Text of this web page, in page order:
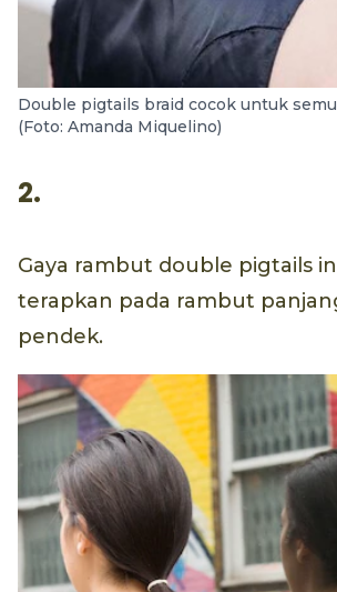
Double pigtails braid cocok untuk
(Foto: Amanda Miquelino)
2.
Gaya rambut double pigtails
terapkan pada rambut
pendek.